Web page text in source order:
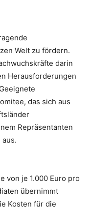
Welt zu fördern.
darin
Herausforderungen
das sich aus
Repräsentanten
von je 1.000 Euro pro
übernimmt
Kosten für die